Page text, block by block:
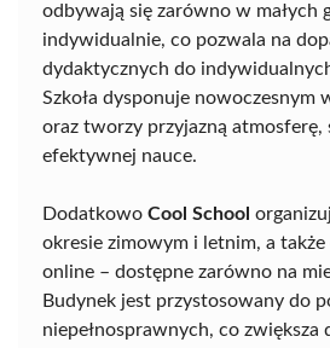
odbywają się zarówno w małych
indywidualnie, co pozwala na
dydaktycznych do
Szkoła dysponuje nowoczesnym
oraz tworzy przyjazną atmosferę,
efektywnej nauce.
Dodatkowo Cool School
okresie zimowym i letnim, a także
online – dostępne zarówno na
Budynek jest przystosowany do
niepełnosprawnych, co zwiększa